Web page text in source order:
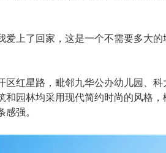
上了回家，这是一个不需要多大的
红星路，毗邻九华公办幼儿园、科
和园林均采用现代简约时尚的风格
强。